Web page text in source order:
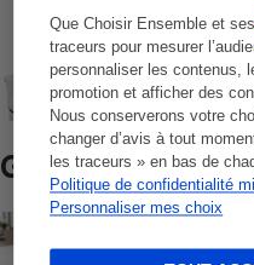
Que Choisir Ensemble et
traceurs pour mesurer
personnaliser les contenus,
promotion et afficher des
Nous conserverons votre
changer d’avis à tout
les traceurs » en bas de
Politique de confidentialité
Personnaliser mes choix
Kits
Guide d’achat
Alarme,